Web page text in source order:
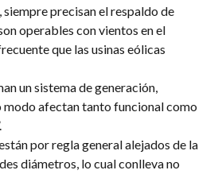
precisan el respaldo de
operables con vientos en el
que las usinas eólicas
un sistema de generación,
modo afectan tanto funcional como
por regla general alejados de la
diámetros, lo cual conlleva no